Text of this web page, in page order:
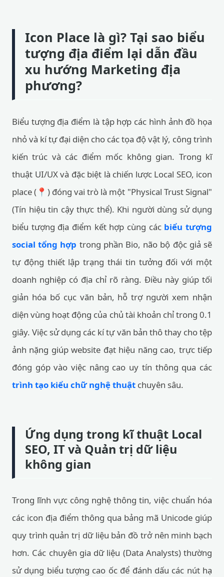
Icon Place là gì? Tại sao biểu
tượng địa điểm lại dẫn đầu
xu hướng Marketing địa
phương?
Biểu tượng địa điểm là tập hợp các hình ảnh đồ họa
nhỏ và kí tự đại diện cho các tọa độ vật lý, công trình
kiến trúc và các điểm mốc không gian. Trong kĩ
thuật UI/UX và đặc biệt là chiến lược Local SEO, icon
place (📍) đóng vai trò là một "Physical Trust Signal"
(Tín hiệu tin cậy thực thể). Khi người dùng sử dụng
biểu tượng địa điểm kết hợp cùng các biểu tượng
social tổng hợp trong phần Bio, não bộ độc giả sẽ
tự động thiết lập trạng thái tin tưởng đối với một
doanh nghiệp có địa chỉ rõ ràng. Điều này giúp tối
giản hóa bố cục văn bản, hỗ trợ người xem nhận
diện vùng hoạt động của chủ tài khoản chỉ trong 0.1
giây. Việc sử dụng các kí tự văn bản thô thay cho tệp
ảnh nặng giúp website đạt hiệu năng cao, trực tiếp
đóng góp vào việc nâng cao uy tín thông qua các
trình tạo kiểu chữ nghệ thuật chuyên sâu.
Ứng dụng trong kĩ thuật Local
SEO, IT và Quản trị dữ liệu
không gian
Trong lĩnh vực công nghệ thông tin, việc chuẩn hóa
các icon địa điểm thông qua bảng mã Unicode giúp
quy trình quản trị dữ liệu bản đồ trở nên minh bạch
hơn. Các chuyên gia dữ liệu (Data Analysts) thường
sử dụng biểu tượng cao ốc để đánh dấu các nút hạ